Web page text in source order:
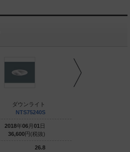
ダウンライト
NTS75240S
2018年06 月 01 日
36,600円(税抜)
26.8